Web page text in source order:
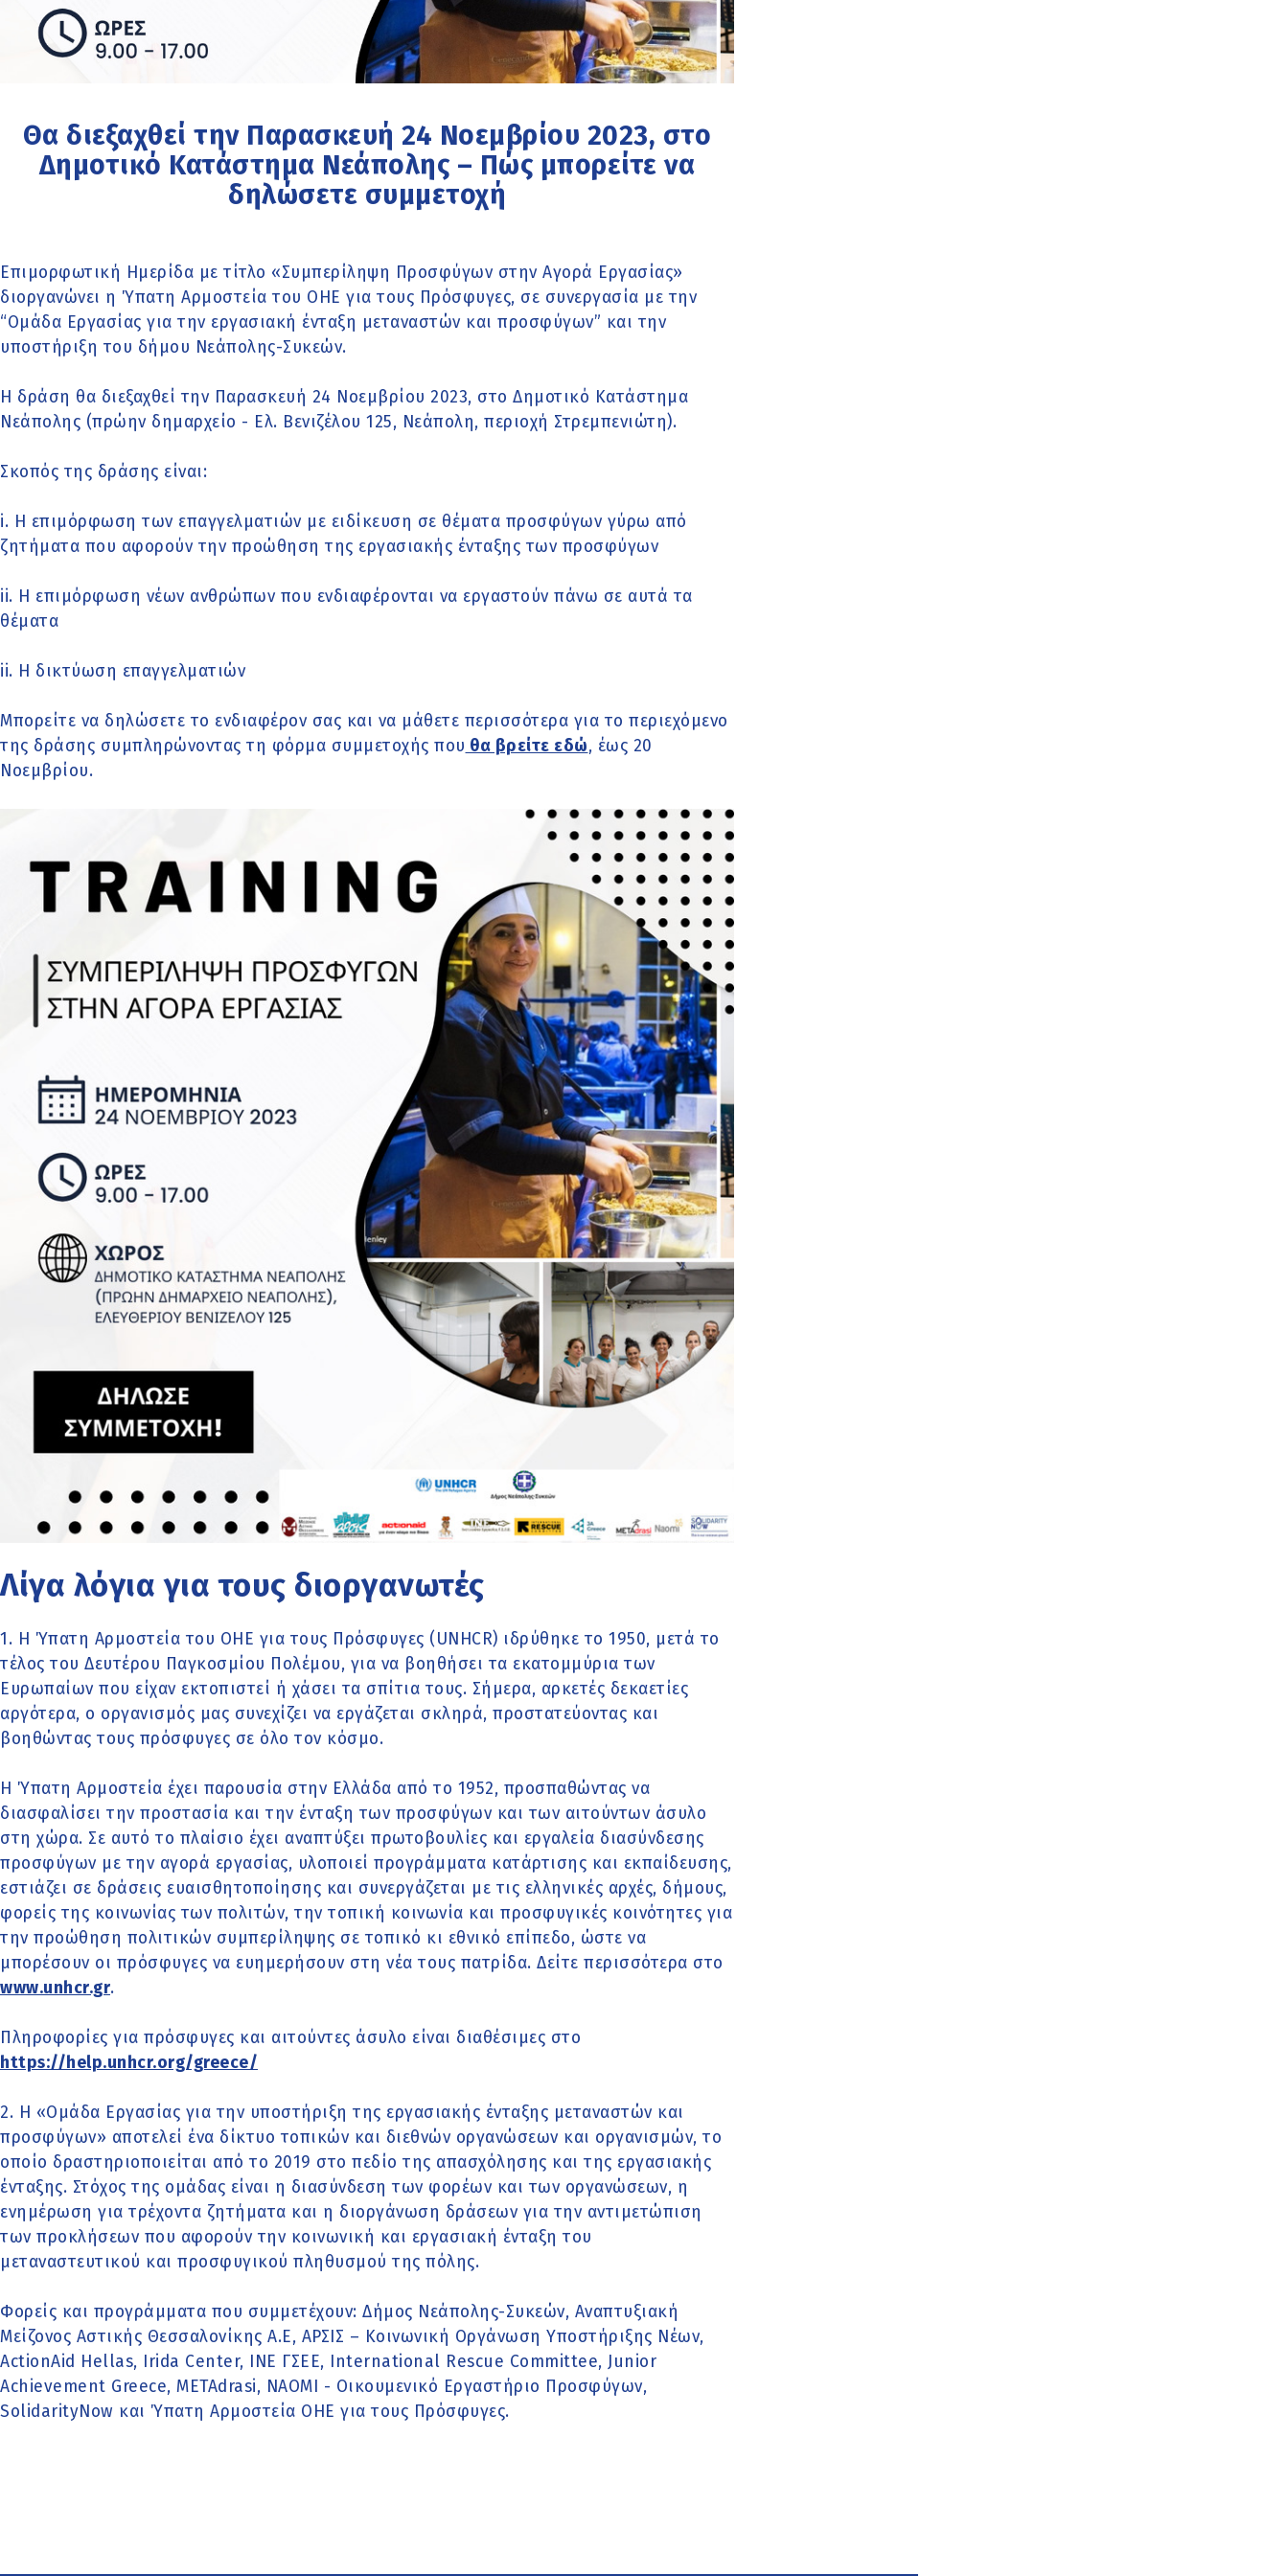
Θα διεξαχθεί την Παρασκευή 24 Νοεμβρίου 2023, στο
Δημοτικό Κατάστημα Νεάπολης – Πώς μπορείτε να
δηλώσετε συμμετοχή
Επιμορφωτική Ημερίδα με τίτλο «Συμπερίληψη Προσφύγων στην Αγορά Εργασίας»
διοργανώνει η Ύπατη Αρμοστεία του ΟΗΕ για τους Πρόσφυγες, σε συνεργασία με την
“Ομάδα Εργασίας για την εργασιακή ένταξη μεταναστών και προσφύγων” και την
υποστήριξη του δήμου Νεάπολης-Συκεών.
Η δράση θα διεξαχθεί την Παρασκευή 24 Νοεμβρίου 2023, στο Δημοτικό Κατάστημα
Νεάπολης (πρώην δημαρχείο - Ελ. Βενιζέλου 125, Νεάπολη, περιοχή Στρεμπενιώτη).
Σκοπός της δράσης είναι:
i. Η επιμόρφωση των επαγγελματιών με ειδίκευση σε θέματα προσφύγων γύρω από
ζητήματα που αφορούν την προώθηση της εργασιακής ένταξης των προσφύγων
ii. Η επιμόρφωση νέων ανθρώπων που ενδιαφέρονται να εργαστούν πάνω σε αυτά τα
θέματα
ii. Η δικτύωση επαγγελματιών
Μπορείτε να δηλώσετε το ενδιαφέρον σας και να μάθετε περισσότερα για το περιεχόμενο
της δράσης συμπληρώνοντας τη φόρμα συμμετοχής που θα βρείτε εδώ, έως 20
Νοεμβρίου.
Λίγα λόγια για τους διοργανωτές
1. Η Ύπατη Αρμοστεία του ΟΗΕ για τους Πρόσφυγες (UNHCR) ιδρύθηκε το 1950, μετά το
τέλος του Δευτέρου Παγκοσμίου Πολέμου, για να βοηθήσει τα εκατομμύρια των
Ευρωπαίων που είχαν εκτοπιστεί ή χάσει τα σπίτια τους. Σήμερα, αρκετές δεκαετίες
αργότερα, ο οργανισμός μας συνεχίζει να εργάζεται σκληρά, προστατεύοντας και
βοηθώντας τους πρόσφυγες σε όλο τον κόσμο.
Η Ύπατη Αρμοστεία έχει παρουσία στην Ελλάδα από το 1952, προσπαθώντας να
διασφαλίσει την προστασία και την ένταξη των προσφύγων και των αιτούντων άσυλο
στη χώρα. Σε αυτό το πλαίσιο έχει αναπτύξει πρωτοβουλίες και εργαλεία διασύνδεσης
προσφύγων με την αγορά εργασίας, υλοποιεί προγράμματα κατάρτισης και εκπαίδευσης,
εστιάζει σε δράσεις ευαισθητοποίησης και συνεργάζεται με τις ελληνικές αρχές, δήμους,
φορείς της κοινωνίας των πολιτών, την τοπική κοινωνία και προσφυγικές κοινότητες για
την προώθηση πολιτικών συμπερίληψης σε τοπικό κι εθνικό επίπεδο, ώστε να
μπορέσουν οι πρόσφυγες να ευημερήσουν στη νέα τους πατρίδα. Δείτε περισσότερα στο
www.unhcr.gr.
Πληροφορίες για πρόσφυγες και αιτούντες άσυλο είναι διαθέσιμες στο
https://help.unhcr.org/greece/
2. Η «Ομάδα Εργασίας για την υποστήριξη της εργασιακής ένταξης μεταναστών και
προσφύγων» αποτελεί ένα δίκτυο τοπικών και διεθνών οργανώσεων και οργανισμών, το
οποίο δραστηριοποιείται από το 2019 στο πεδίο της απασχόλησης και της εργασιακής
ένταξης. Στόχος της ομάδας είναι η διασύνδεση των φορέων και των οργανώσεων, η
ενημέρωση για τρέχοντα ζητήματα και η διοργάνωση δράσεων για την αντιμετώπιση
των προκλήσεων που αφορούν την κοινωνική και εργασιακή ένταξη του
μεταναστευτικού και προσφυγικού πληθυσμού της πόλης.
Φορείς και προγράμματα που συμμετέχουν: Δήμος Νεάπολης-Συκεών, Αναπτυξιακή
Μείζονος Αστικής Θεσσαλονίκης Α.Ε, ΑΡΣΙΣ – Κοινωνική Οργάνωση Υποστήριξης Νέων,
ActionAid Hellas, Irida Center, ΙΝΕ ΓΣΕΕ, International Rescue Committee, Junior
Achievement Greece, ΜΕΤΑdrasi, ΝΑΟΜΙ - Οικουμενικό Εργαστήριο Προσφύγων,
SolidarityNow και Ύπατη Αρμοστεία ΟΗΕ για τους Πρόσφυγες.